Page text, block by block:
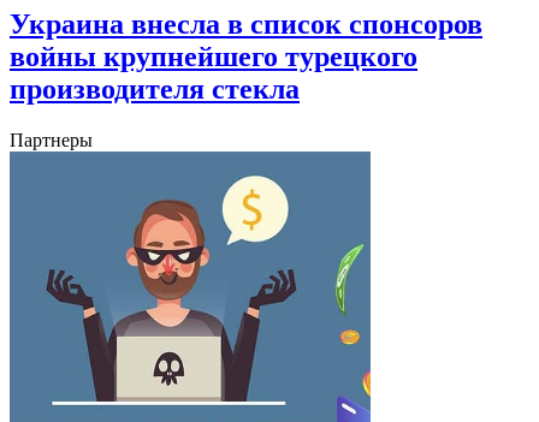
Украина внесла в список спонсоров
войны крупнейшего турецкого
производителя стекла
Партнеры